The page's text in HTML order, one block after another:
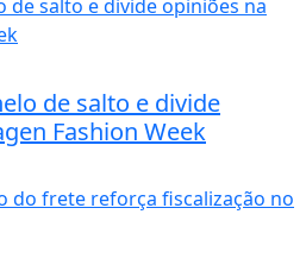
de salto e divide
Fashion Week